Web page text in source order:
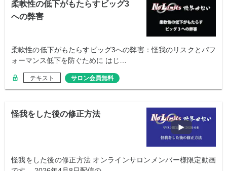
柔軟性の低下がもたらすビッグ3
への弊害
柔軟性の低下がもたらすビッグ3への弊害：怪我のリスクとパフ
ォーマンス低下を防ぐために はじ…
テキスト サロン会員無料
怪我をした後の修正方法
怪我をした後の修正方法 オンラインサロンメンバー様限定動画